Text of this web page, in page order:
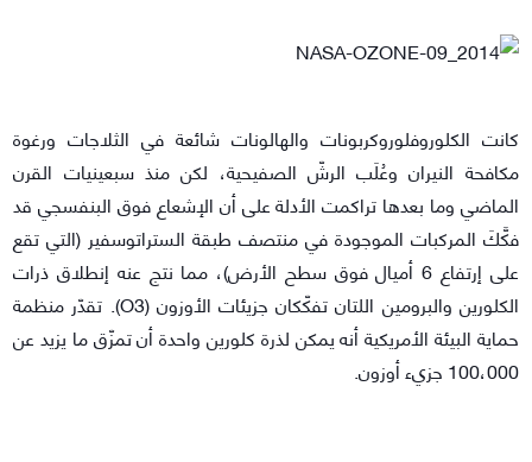
كانت الكلوروفلوروكربونات والهالونات شائعة في الثلاجات ورغوة
مكافحة النيران وعُلَب الرشّ الصفيحية، لكن منذ سبعينيات القرن
الماضي وما بعدها تراكمت الأدلة على أن الإشعاع فوق البنفسجي قد
فكَّكَ المركبات الموجودة في منتصف طبقة الستراتوسفير (التي تقع
على إرتفاع 6 أميال فوق سطح الأرض)، مما نتج عنه إنطلاق ذرات
الكلورين والبرومين اللتان تفكّكان جزيئات الأوزون (O3). تقدّر منظمة
حماية البيئة الأمريكية أنه يمكن لذرة كلورين واحدة أن تمزّق ما يزيد عن
100،000 جزيء أوزون.